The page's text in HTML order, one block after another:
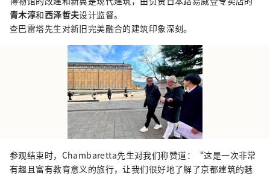
青木淳和西泽哲夫设计监督。
查巴雷塔先生对新旧完美融合的建筑印象深刻。
参观结束时，Chambaretta先生对我们称赞道：“这是一次非常
有趣且富有教育意义的旅行，让我们很好地了解了京都建筑的魅